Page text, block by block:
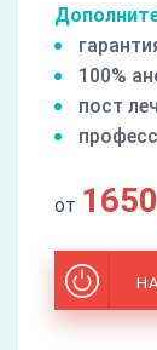
100%
пост
от